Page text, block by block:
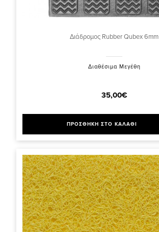
Διάδρομος Rubber Qubex 6mm
Διαθέσιμα Μεγέθη
35,00€
ΠΡΟΣΘΗΚΗ ΣΤΟ ΚΑΛΑΘΙ